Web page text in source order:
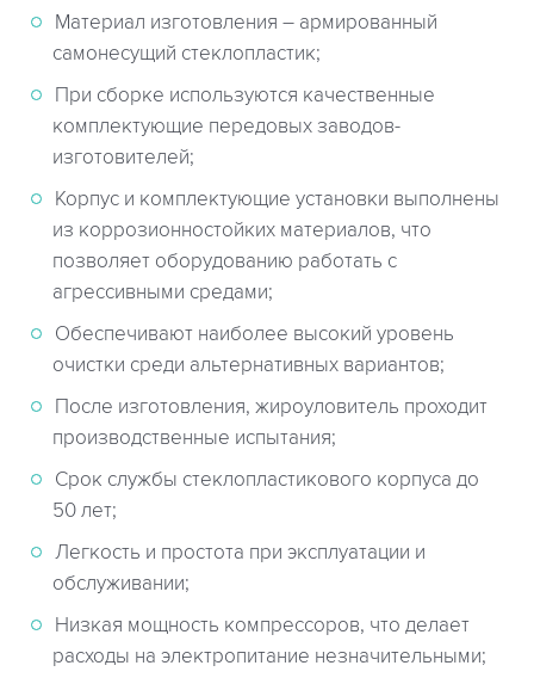
Материал изготовления – армированный
самонесущий стеклопластик;
При сборке используются качественные
комплектующие передовых заводов-
изготовителей;
Корпус и комплектующие установки выполнены
из коррозионностойких материалов, что
позволяет оборудованию работать с
агрессивными средами;
Обеспечивают наиболее высокий уровень
очистки среди альтернативных вариантов;
После изготовления, жироуловитель проходит
производственные испытания;
Срок службы стеклопластикового корпуса до
50 лет;
Легкость и простота при эксплуатации и
обслуживании;
Низкая мощность компрессоров, что делает
расходы на электропитание незначительными;